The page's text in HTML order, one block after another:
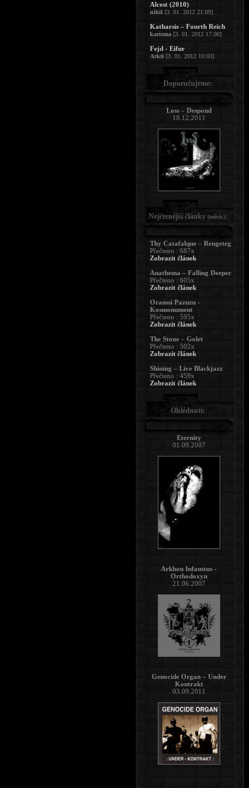
Alcest (2010)
nihil [3. 01. 2012 21:09]
Katharsis – Fourth Reich
karisma [3. 01. 2012 17:00]
Fejd - Eifur
Arkti [3. 01. 2012 10:03]
Doporučujeme:
Loss – Despond
18.12.2011
Nejčtenější články (měsíc):
Thy Catafalque – Rengeteg
Přečteno : 687x
Zobrazit článek
Anathema – Falling Deeper
Přečteno : 605x
Zobrazit článek
Oranssi Pazuzu -
Kosmonument
Přečteno : 595x
Zobrazit článek
The Stone – Golet
Přečteno : 502x
Zobrazit článek
Shining – Live Blackjazz
Přečteno : 459x
Zobrazit článek
Ohlédnutí:
Eternity
01.09.2007
Arkhon Infaustus -
Orthodoxyn
21.06.2007
Genocide Organ – Under
Kontrakt
03.09.2011